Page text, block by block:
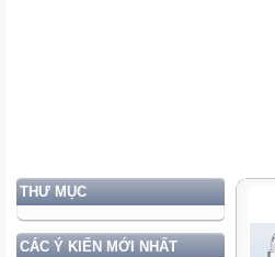
THƯ MỤC
CÁC Ý KIẾN MỚI NHẤT